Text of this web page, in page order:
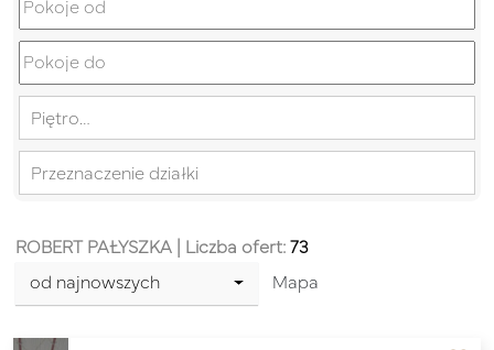
Piętro…
Przeznaczenie działki
ROBERT PAŁYSZKA | Liczba ofert:73
od najnowszych
Mapa